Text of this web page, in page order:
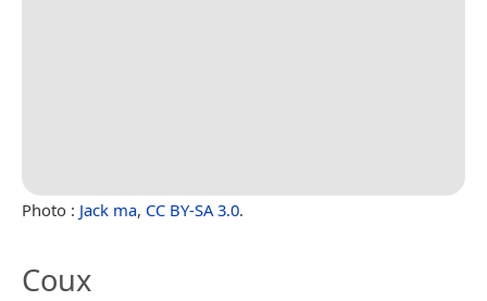
Photo : Jack ma, CC BY-SA 3.0.
Coux